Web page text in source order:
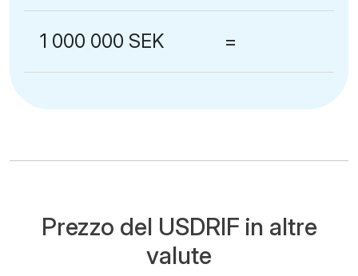
1 000 000 SEK =
Prezzo del USDRIF in altre
valute